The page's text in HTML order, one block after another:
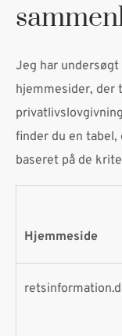
Jeg har
hjemmesider, der
finder du en
baseret på de
Hjemmeside